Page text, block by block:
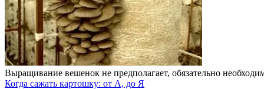
Выращивание вешенок не предполагает, обязательно
Когда сажать картошку: от А, до Я